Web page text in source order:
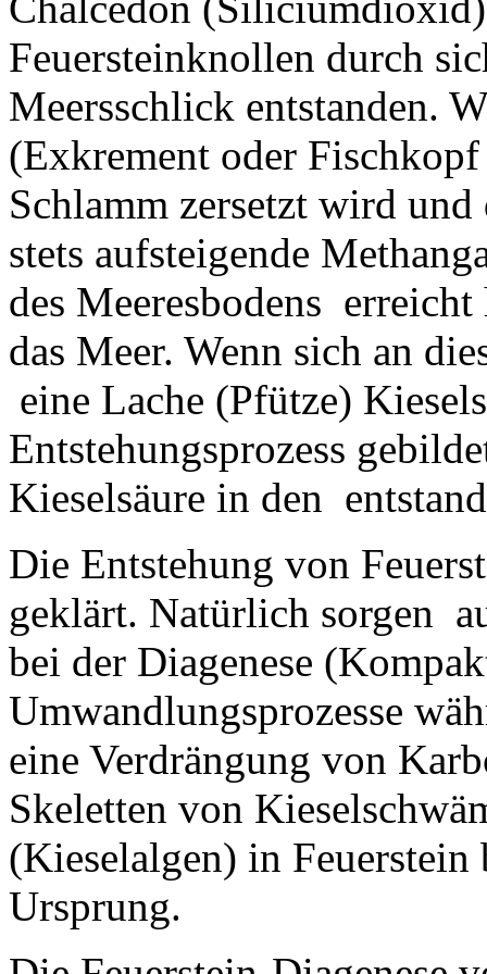
Feuersteinknollen durch
Meersschlick entstanden.
(Exkrement oder
Schlamm zersetzt wird
stets aufsteigende
des Meeresbodens
das Meer. Wenn sich an
eine Lache (Pfütze)
Entstehungsprozess
Kieselsäure in den
Die Entstehung von
geklärt. Natürlich sorgen
bei der Diagenese
Umwandlungsprozesse
eine Verdrängung von
Skeletten von
(Kieselalgen) in Feuerstein
Ursprung.